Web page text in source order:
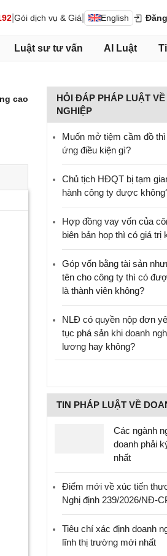
Gói dịch vụ & Giá English
Luật sư tư vấn AI Luật
cao
HỎI ĐÁP PHÁP LUẬT
NGHIỆP
Muốn mở tiệm cầm đồ
ứng điều kiện gì?
Chủ tịch HĐQT bị tạm
hành công ty được
Hợp đồng vay vốn của
biên bản họp thì có giá trị
Góp vốn bằng tài sản
tên cho công ty thì có
là thành viên không?
NLĐ có quyền nộp đơn
tục phá sản khi doanh
lương hay không?
TIN PHÁP LUẬT VỀ
Các ngành
doanh phải
nhất
Điểm mới về xúc tiến
Nghị định 239/2026/NĐ-
Tiêu chí xác định doanh
lĩnh thị trường mới nhất